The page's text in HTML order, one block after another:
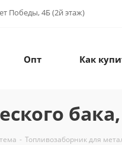
Победы, 4Б (2й этаж)
Опт Как
- Топливозаборник для